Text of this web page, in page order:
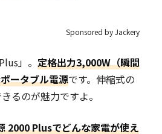
Sponsored by Jackery
」。 定格出力3,000W（瞬間
ータブル電源です。伸縮式の
るのが魅力ですよ。
2000 Plusでどんな家電が使え